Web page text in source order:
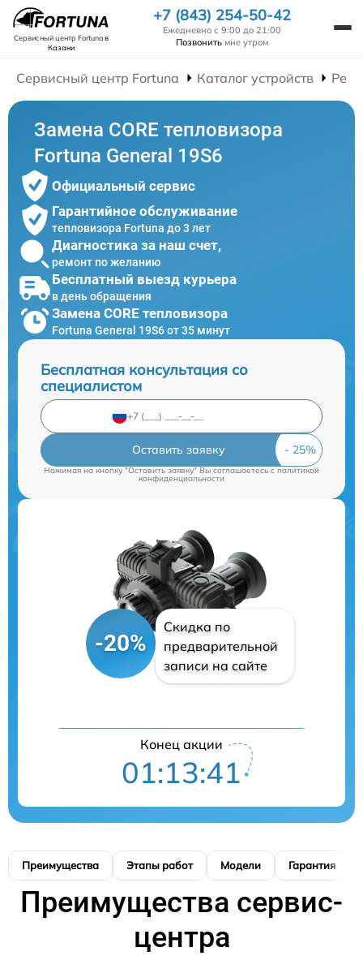
Сервисный центр Fortunaв
Казани
+7 (843) 254-50-42
Ежедневно с 9:00 до 21:00
Позвонить мне утром
Сервисный центр Fortuna Каталог устройств
Замена CORE тепловизора
Fortuna General 19S6
Официальный сервис
Гарантийное обслуживание
тепловизора Fortuna до 3 лет
Диагностика за наш счет,
ремонт по желанию
Бесплатный выезд курьера
в день обращения
Замена CORE тепловизора
Fortuna General 19S6 от 35 минут
Бесплатная консультация со
специалистом
Оставить заявку
Нажимая на кнопку "Оставить заявку" Вы соглашаетесь cполитикой
конфиденциальности
-20%
Скидка по
предварительной
записи на сайте
Конец акции
01:13:40
Преимущества Этапы работ Модели Гарантия
Преимущества сервис-
центра